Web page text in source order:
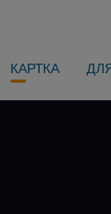
КАРТКА